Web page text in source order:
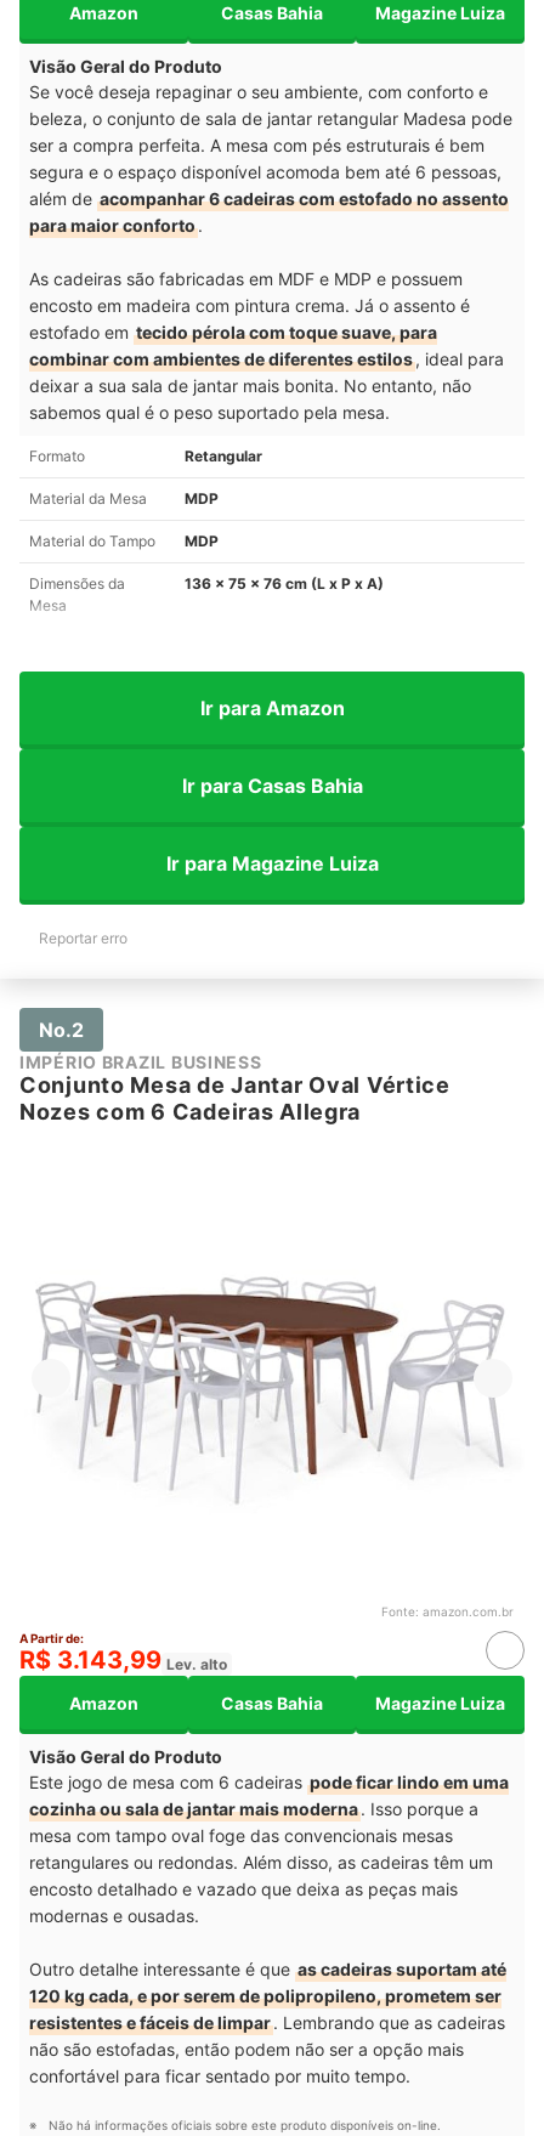
Amazon Casas Bahia Magazine Luiza
Visão Geral do Produto
Se você deseja repaginar o seu ambiente, com conforto e
beleza, o conjunto de sala de jantar retangular Madesa pode
ser a compra perfeita. A mesa com pés estruturais é bem
segura e o espaço disponível acomoda bem até 6 pessoas,
além de acompanhar 6 cadeiras com estofado no assento
para maior conforto.
As cadeiras são fabricadas em MDF e MDP e possuem
encosto em madeira com pintura crema. Já o assento é
estofado em tecido pérola com toque suave, para
combinar com ambientes de diferentes estilos, ideal para
deixar a sua sala de jantar mais bonita. No entanto, não
sabemos qual é o peso suportado pela mesa.
Formato Retangular
Material da Mesa MDP
Material do Tampo MDP
Dimensões da
Mesa
136 x 75 x 76 cm (L x P x A)
Ir para Amazon
Ir para Casas Bahia
Ir para Magazine Luiza
Reportar erro
No.2
IMPÉRIO BRAZIL BUSINESS
Conjunto Mesa de Jantar Oval Vértice
Nozes com 6 Cadeiras Allegra
Fonte: amazon.com.br
A Partir de:
R$ 3.143,99 Lev. alto
Amazon Casas Bahia Magazine Luiza
Visão Geral do Produto
Este jogo de mesa com 6 cadeiras pode ficar lindo em uma
cozinha ou sala de jantar mais moderna. Isso porque a
mesa com tampo oval foge das convencionais mesas
retangulares ou redondas. Além disso, as cadeiras têm um
encosto detalhado e vazado que deixa as peças mais
modernas e ousadas.
Outro detalhe interessante é que as cadeiras suportam até
120 kg cada, e por serem de polipropileno, prometem ser
resistentes e fáceis de limpar. Lembrando que as cadeiras
não são estofadas, então podem não ser a opção mais
confortável para ficar sentado por muito tempo.
Não há informações oficiais sobre este produto disponíveis on-line.